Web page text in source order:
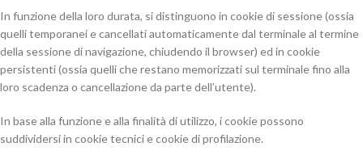
In funzione della loro durata, si distinguono in cookie di sessione (ossia
quelli temporanei e cancellati automaticamente dal terminale al termine
della sessione di navigazione, chiudendo il browser) ed in cookie
persistenti (ossia quelli che restano memorizzati sul terminale fino alla
loro scadenza o cancellazione da parte dell’utente).
In base alla funzione e alla finalità di utilizzo, i cookie possono
suddividersi in cookie tecnici e cookie di profilazione.